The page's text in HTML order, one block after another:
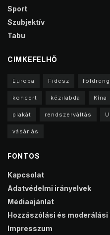
Sport
Szubjektív
Tabu
CIMKEFELHŐ
Europa Fidesz
koncert kézilabda Kína
plakát rendszerváltás
vásárlás
FONTOS
Kapcsolat
Adatvédelmi irányelvek
Médiaajánlat
Hozzászólási és
Impresszum